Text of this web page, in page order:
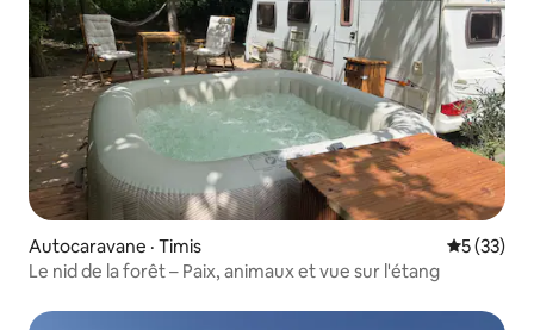
Autocaravane · Timis Note
5 (33)
Le nid de la forêt – Paix, animaux et vue sur l'étang